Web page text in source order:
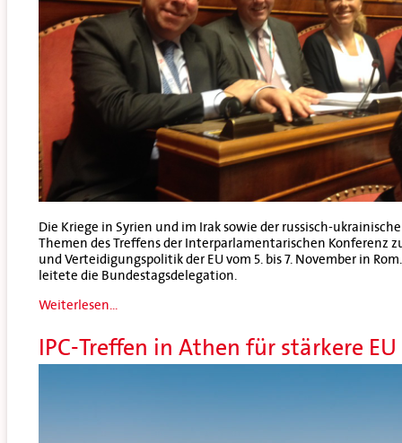
Die Kriege in Syrien und im Irak sowie der russisch-
Themen des Treffens der Interparlamentarischen Konferenz
und Verteidigungspolitik der EU vom 5. bis 7. November in
leitete die Bundestagsdelegation.
Weiterlesen...
IPC-Treffen in Athen für stärkere EU